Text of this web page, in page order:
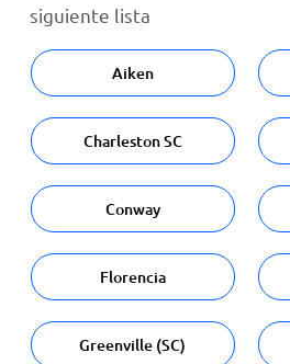
siguiente lista
Aiken
Charleston SC
Conway
Florencia
Greenville (SC)